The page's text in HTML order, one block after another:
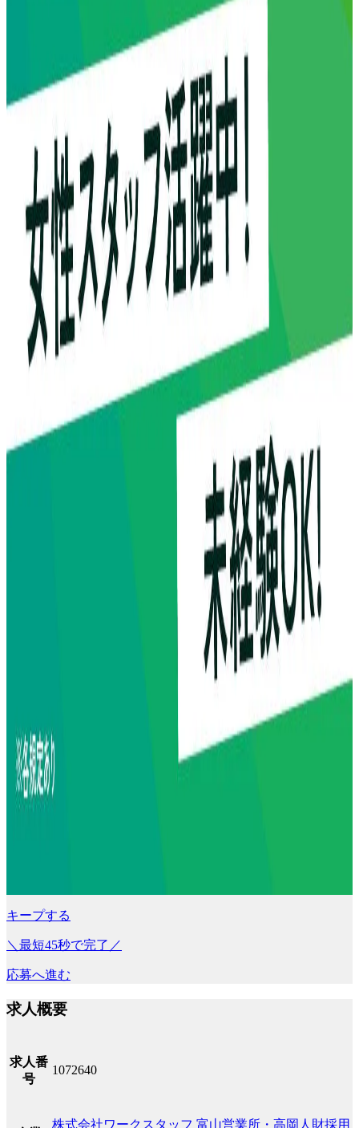
キープする
＼最短45秒で完了／
応募へ進む
求人概要
求人番
号
1072640
株式会社ワークスタッフ 富山営業所・高岡人財採用